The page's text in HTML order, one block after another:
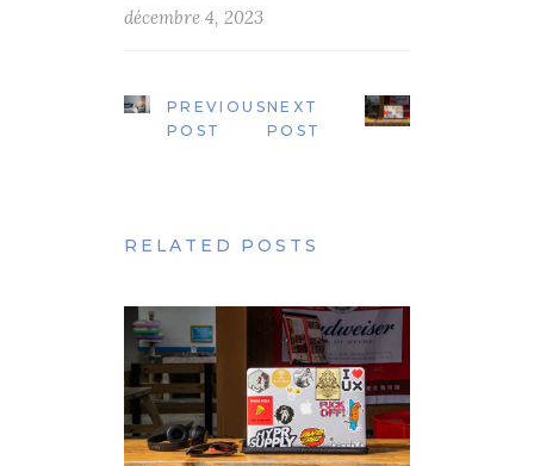
décembre 4, 2023
PREVIOUS
POST
NEXT
POST
RELATED POSTS